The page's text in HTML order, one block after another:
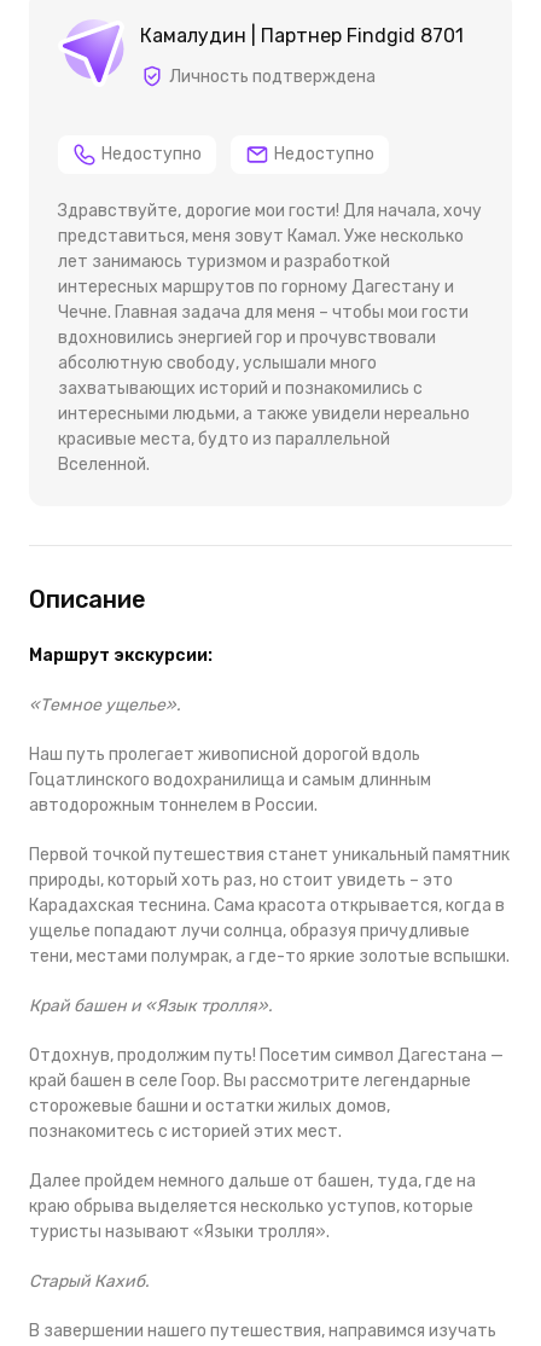
Камалудин | Партнер Findgid 8701
Личность подтверждена
Недоступно Недоступно
Здравствуйте, дорогие мои гости! Для начала, хочу
представиться, меня зовут Камал. Уже несколько
лет занимаюсь туризмом и разработкой
интересных маршрутов по горному Дагестану и
Чечне. Главная задача для меня – чтобы мои гости
вдохновились энергией гор и прочувствовали
абсолютную свободу, услышали много
захватывающих историй и познакомились с
интересными людьми, а также увидели нереально
красивые места, будто из параллельной
Вселенной.
Описание
Маршрут экскурсии:
«Темное ущелье».
Наш путь пролегает живописной дорогой вдоль
Гоцатлинского водохранилища и самым длинным
автодорожным тоннелем в России.
Первой точкой путешествия станет уникальный памятник
природы, который хоть раз, но стоит увидеть – это
Карадахская теснина. Сама красота открывается, когда в
ущелье попадают лучи солнца, образуя причудливые
тени, местами полумрак, а где-то яркие золотые вспышки.
Край башен и «Язык тролля».
Отдохнув, продолжим путь! Посетим символ Дагестана —
край башен в селе Гоор. Вы рассмотрите легендарные
сторожевые башни и остатки жилых домов,
познакомитесь с историей этих мест.
Далее пройдем немного дальше от башен, туда, где на
краю обрыва выделяется несколько уступов, которые
туристы называют «Языки тролля».
Старый Кахиб.
В завершении нашего путешествия, направимся изучать